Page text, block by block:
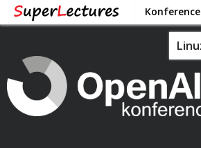
Konference